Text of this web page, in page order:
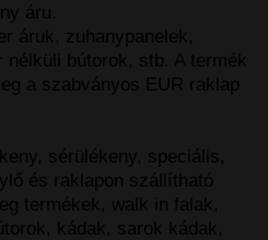
áru.
áruk, zuhanypanelek,
nélküli bútorok, stb. A termék
a szabványos EUR raklap
sérülékeny, speciális,
és raklapon szállítható
termékek, walk in falak,
kádak, sarok kádak,